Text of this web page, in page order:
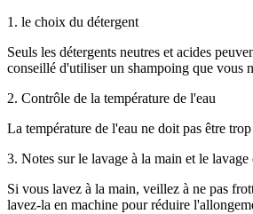
1. le choix du détergent
Seuls les détergents neutres et acides
conseillé d'utiliser un shampoing que vous
2. Contrôle de la température de l'eau
La température de l'eau ne doit pas être
3. Notes sur le lavage à la main et le lavage
Si vous lavez à la main, veillez à ne pas
lavez-la en machine pour réduire